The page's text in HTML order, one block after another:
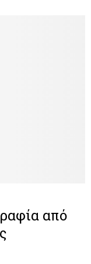
από